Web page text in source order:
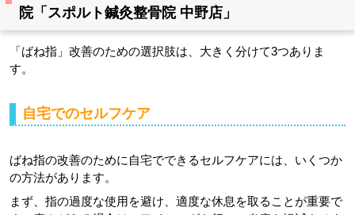
院「スポルト鍼灸整骨院 中野店」
「ばね指」改善のための選択肢は、大きく分けて3つありま
す。
自宅でのセルフケア
ばね指の改善のために自宅でできるセルフケアには、いくつか
の方法があります。
まず、指の過度な使用を避け、適度な休息を取ることが重要で